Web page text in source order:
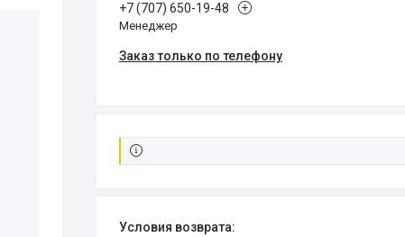
+7 (707) 650-19-48
Менеджер
Заказ только по телефону